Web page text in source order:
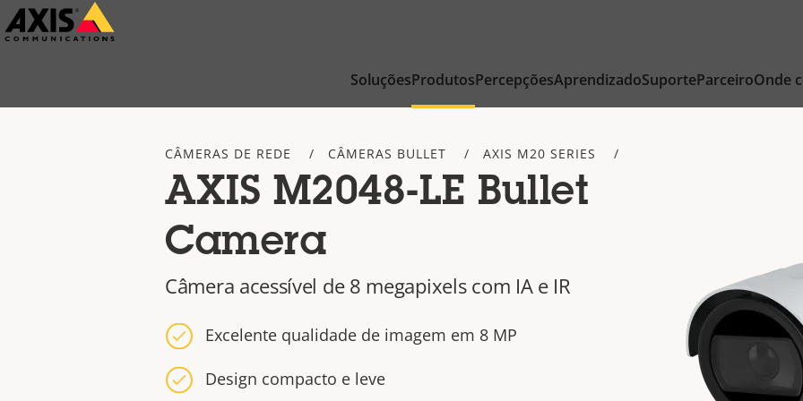
Pular
para
SoluçõesProdutosPercepçõesAprendizadoSuporteParceiroOnde
CÂMERAS DE REDE CÂMERAS BULLET AXIS M20 SERIES
AXIS M2048-LE Bullet
Camera
Câmera acessível de 8 megapixels com IA e IR
Excelente qualidade de imagem em 8 MP
Design compacto e leve